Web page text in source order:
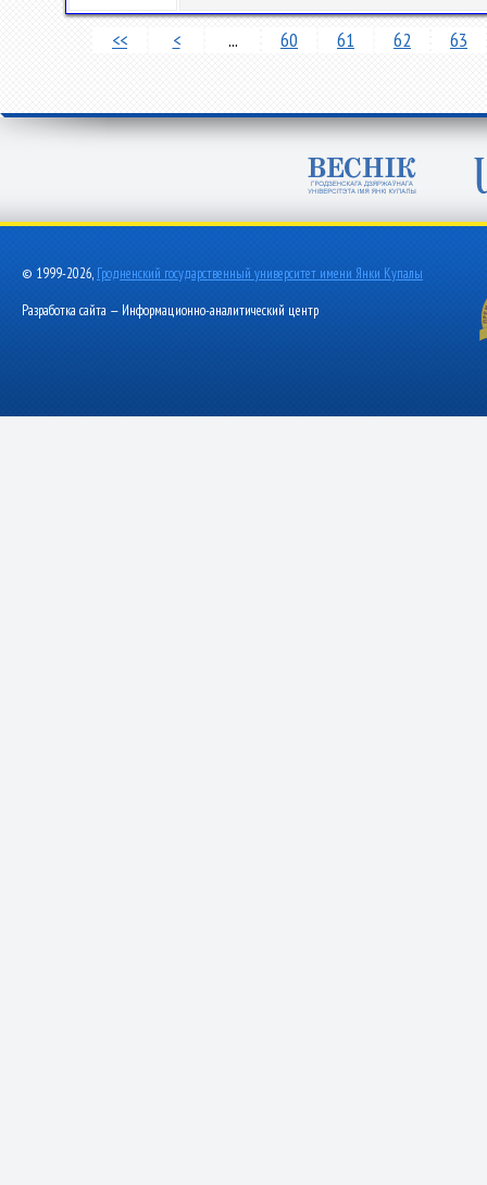
<< < ... 60 61 62 63
© 1999-2026, Гродненский государственный университет имени Янки Купалы
Разработка сайта — Информационно-аналитический центр